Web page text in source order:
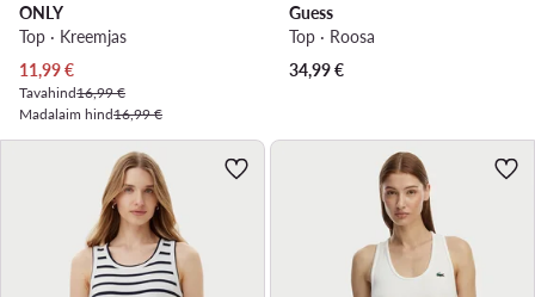
ONLY
Top · Kreemjas
Praegune hind
11,99€
Tavahind16,99 €
Madalaim hind16,99 €
Guess
Top · Roosa
34,99€